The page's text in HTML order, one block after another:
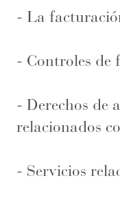
- La
- Controles de
- Derechos de
relacionados
- Servicios